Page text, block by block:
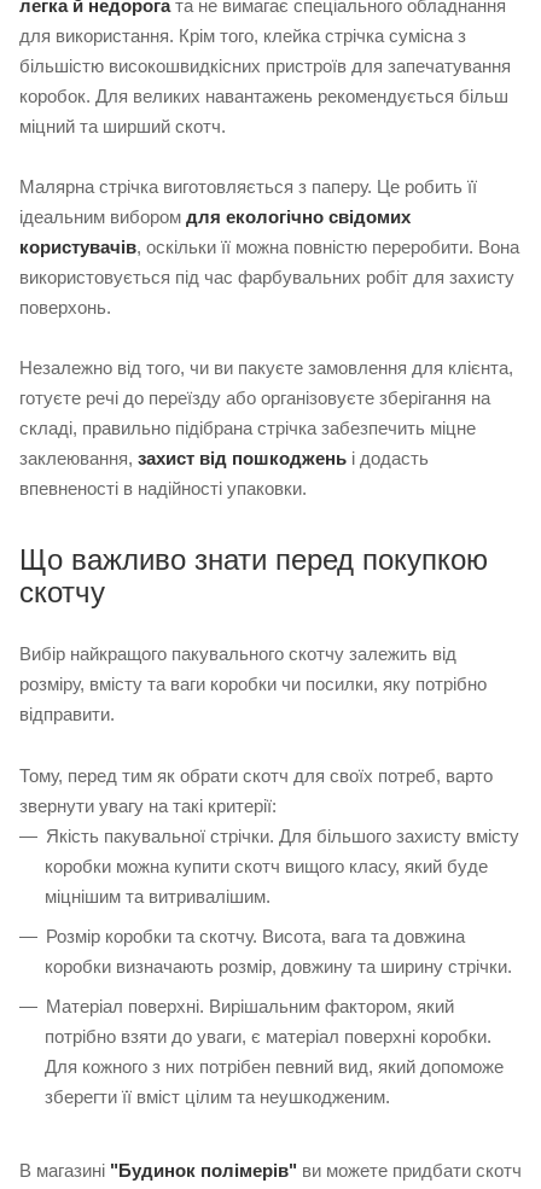
легка й недорогата не вимагає спеціального обладнання
для використання. Крім того, клейка стрічка сумісна з
більшістю високошвидкісних пристроїв для запечатування
коробок. Для великих навантажень рекомендується більш
міцний та ширший скотч.
Малярна стрічка виготовляється з паперу. Це робить її
ідеальним вибором для екологічно свідомих
користувачів, оскільки її можна повністю переробити. Вона
використовується під час фарбувальних робіт для захисту
поверхонь.
Незалежно від того, чи ви пакуєте замовлення для клієнта,
готуєте речі до переїзду або організовуєте зберігання на
складі, правильно підібрана стрічка забезпечить міцне
заклеювання, захист від пошкоджень і додасть
впевненості в надійності упаковки.
Що важливо знати перед покупкою
скотчу
Вибір найкращого пакувального скотчу залежить від
розміру, вмісту та ваги коробки чи посилки, яку потрібно
відправити.
Тому, перед тим як обрати скотч для своїх потреб, варто
звернути увагу на такі критерії:
Якість пакувальної стрічки. Для більшого захисту вмісту
коробки можна купити скотч вищого класу, який буде
міцнішим та витривалішим.
Розмір коробки та скотчу. Висота, вага та довжина
коробки визначають розмір, довжину та ширину стрічки.
Матеріал поверхні. Вирішальним фактором, який
потрібно взяти до уваги, є матеріал поверхні коробки.
Для кожного з них потрібен певний вид, який допоможе
зберегти її вміст цілим та неушкодженим.
В магазині "Будинок полімерів" ви можете придбати скотч